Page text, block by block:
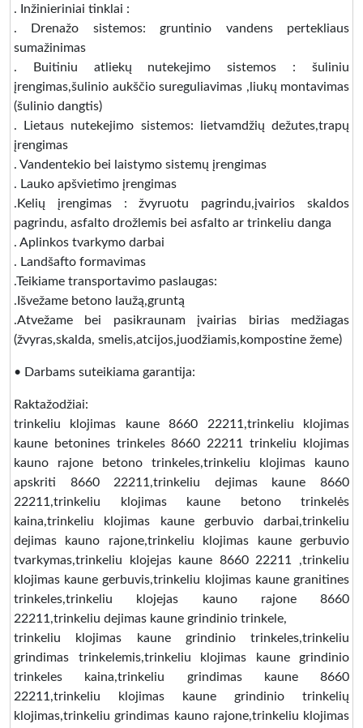
. Inžinieriniai tinklai :
. Drenažo sistemos: gruntinio vandens pertekliaus
sumažinimas
. Buitiniu atliekų nutekejimo sistemos : šuliniu
įrengimas,šulinio aukščio sureguliavimas ,liukų montavimas
(šulinio dangtis)
. Lietaus nutekejimo sistemos: lietvamdžių dežutes,trapų
įrengimas
. Vandentekio bei laistymo sistemų įrengimas
. Lauko apšvietimo įrengimas
.Kelių įrengimas : žvyruotu pagrindu,įvairios skaldos
pagrindu, asfalto drožlemis bei asfalto ar trinkeliu danga
. Aplinkos tvarkymo darbai
. Landšafto formavimas
.Teikiame transportavimo paslaugas:
.Išvežame betono laužą,gruntą
.Atvežame bei pasikraunam įvairias birias medžiagas
(žvyras,skalda, smelis,atcijos,juodžiamis,kompostine žeme)
• Darbams suteikiama garantija:
Raktažodžiai:
trinkeliu klojimas kaune 8660 22211,trinkeliu klojimas
kaune betonines trinkeles 8660 22211 trinkeliu klojimas
kauno rajone betono trinkeles,trinkeliu klojimas kauno
apskriti 8660 22211,trinkeliu dejimas kaune 8660
22211,trinkeliu klojimas kaune betono trinkelės
kaina,trinkeliu klojimas kaune gerbuvio darbai,trinkeliu
dejimas kauno rajone,trinkeliu klojimas kaune gerbuvio
tvarkymas,trinkeliu klojejas kaune 8660 22211 ,trinkeliu
klojimas kaune gerbuvis,trinkeliu klojimas kaune granitines
trinkeles,trinkeliu klojejas kauno rajone 8660
22211,trinkeliu dejimas kaune grindinio trinkele,
trinkeliu klojimas kaune grindinio trinkeles,trinkeliu
grindimas trinkelemis,trinkeliu klojimas kaune grindinio
trinkeles kaina,trinkeliu grindimas kaune 8660
22211,trinkeliu klojimas kaune grindinio trinkelių
klojimas,trinkeliu grindimas kauno rajone,trinkeliu klojimas